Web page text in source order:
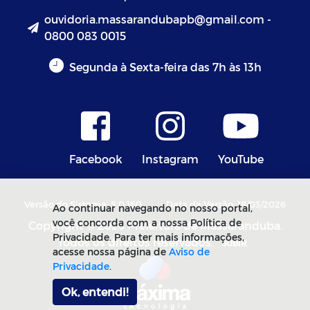
ouvidoria.massarandubapb@gmail.com -
0800 083 0015
Segunda à Sexta-feira das 7h às 13h
Facebook Instagram YouTube
Versão do Sistema: 5.0.160 Data da Versão: 18/03/2026
Copyright © 2026 Prefeitura de Massaranduba.
Todos os direitos reservados. SUBIR
Ao continuar navegando no nosso portal,
você concorda com a nossa Política de
Privacidade. Para ter mais informações,
acesse nossa página de Aviso de
Privacidade.
Ok, entendi!